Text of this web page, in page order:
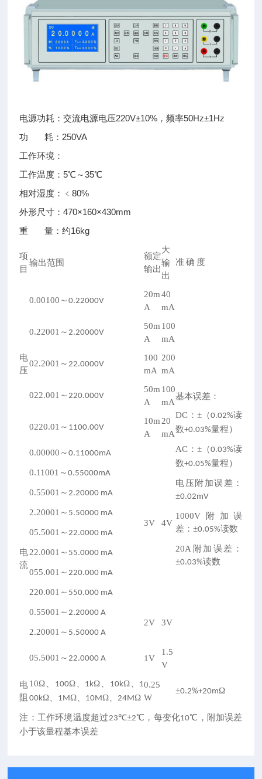
电源功耗：交流电源电压220V±10%，频率50Hz±1Hz
功 耗：250VA
工作环境：
工作温度：5℃～35℃
相对湿度：﹤80%
外形尺寸：470×160×430mm
重 量：约16kg
项
目
输出范围
额定
输出
大
输
出
准 确 度
电
压
0.00100～0.22000V
20m
A
40
mA
基本误差：
DC：±（0.02%读
数+0.03%量程）
AC：±（0.03%读
数+0.05%量程）
电压附加误差：
±0.02mV
1000V附加误
差：±0.05%读数
20A附加误差：
±0.03%读数
0.22001～ 2.20000V
50m
A
100
mA
02.2001～ 22.0000V
100
mA
200
mA
022.001～ 220.000V
50m
A
100
mA
0220.01～ 1100.00V
10m
A
20
mA
电
流
0.00000～0.11000mA
3V 4V
0.11001～0.55000mA
0.55001～ 2.20000 mA
2.20001～ 5.50000 mA
05.5001～ 22.0000 mA
22.0001～ 55.0000 mA
055.001～ 220.000 mA
220.001～ 550.000 mA
0.55001～ 2.20000 A
2V
3V
2.20001～ 5.50000 A
05.5001～ 22.0000 A 1V
1.5
V
电
阻
10Ω、 100Ω、 1kΩ、 10kΩ、 1
00kΩ、 1MΩ、 10MΩ、 24MΩ
0.25
W
±0.2%+20mΩ
注：工作环境温度超过23℃±2℃，每变化10℃，附加误差
小于该量程基本误差